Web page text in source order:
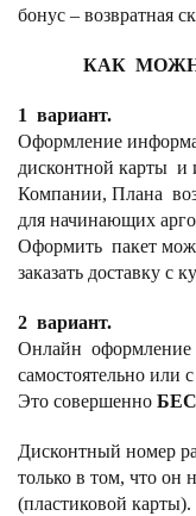
бонус – возвратная
КАК
1 вариант.
Оформление
дисконтной карты
Компании, Плана
для начинающих
Оформить пакет
заказать доставку с
2 вариант.
Онлайн оформление
самостоятельно
Это совершенно
Дисконтный номер
только в том, что он
(пластиковой карты).